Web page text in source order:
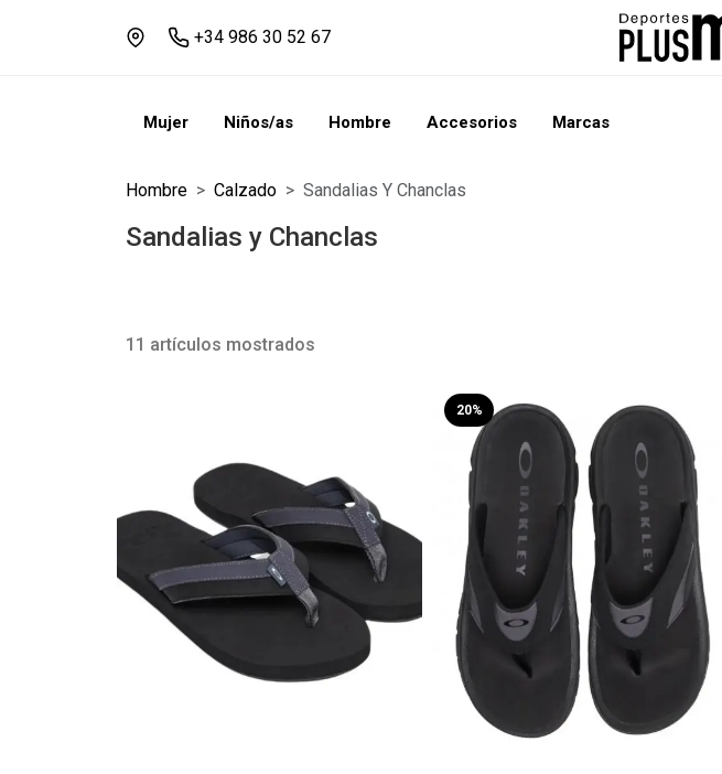
+34 986 30 52 67
Mujer Niños/as Hombre Accesorios Marcas
Hombre Calzado Sandalias Y Chanclas
Sandalias y Chanclas
11 artículos mostrados
20%